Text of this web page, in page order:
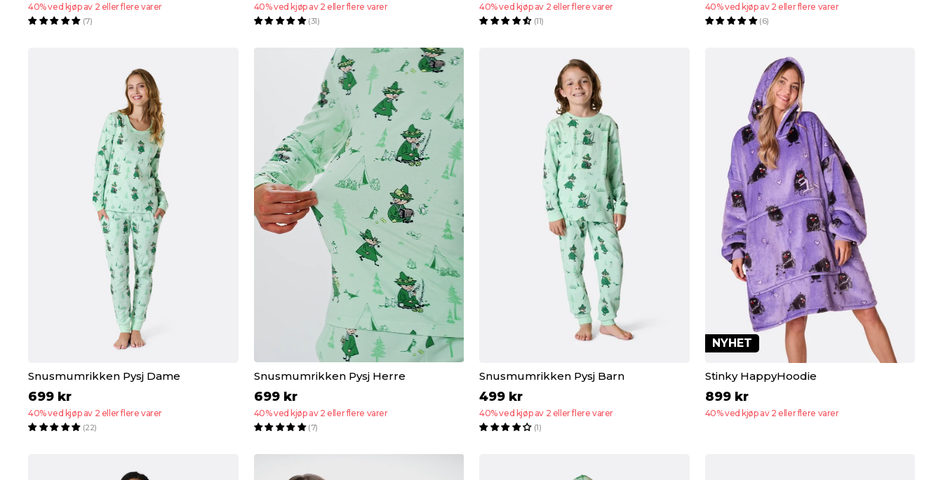
40% ved kjøp av 2 eller flere varer
(7)
40% ved kjøp av 2 eller flere varer
(31)
40% ved kjøp av 2 eller flere varer
(11)
40% ved kjøp av 2 eller flere varer
(6)
Snusmumrikken Pysj Dame
699 kr
40% ved kjøp av 2 eller flere varer
(22)
Snusmumrikken Pysj Herre
699 kr
40% ved kjøp av 2 eller flere varer
(7)
Snusmumrikken Pysj Barn
499 kr
40% ved kjøp av 2 eller flere varer
(1)
NYHET
Stinky HappyHoodie
899 kr
40% ved kjøp av 2 eller flere varer